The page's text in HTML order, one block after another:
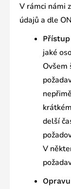
V rámci námi
údajů a dle
jaké
Ovšem
delší
V
Opravu